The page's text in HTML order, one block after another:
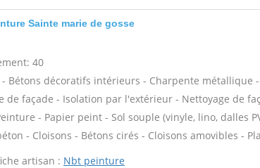
Sainte marie de gosse
40
- Bétons décoratifs intérieurs - Charpente métallique
de façade - Isolation par l'extérieur - Nettoyage de
- Papier peint - Sol souple (vinyle, lino, dalles
- Cloisons - Bétons cirés - Cloisons amovibles -
artisan : Nbt peinture